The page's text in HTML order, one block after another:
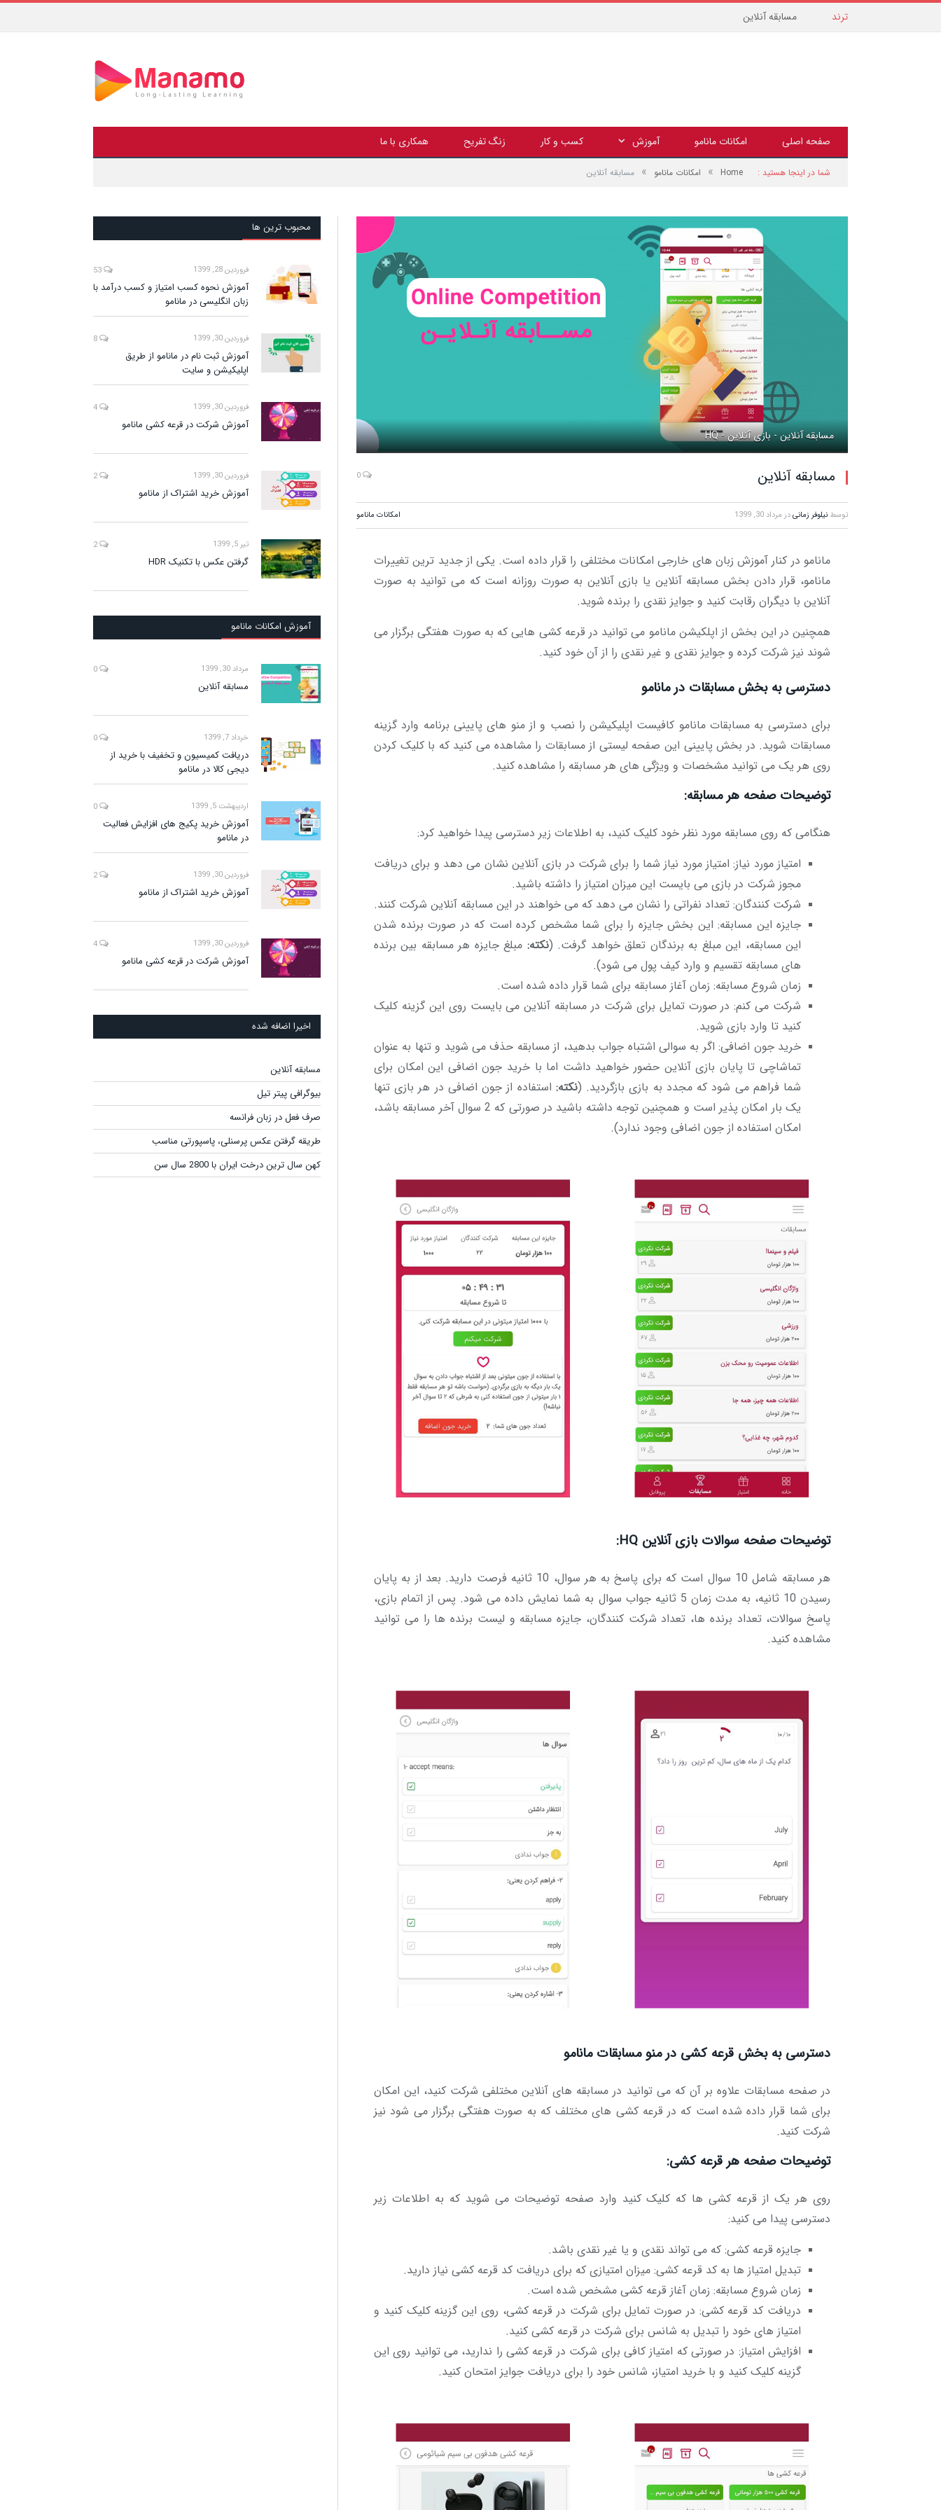
ترند مسابقه آنلاین
صفحه اصلی امکانات مانامو آموزش کسب و کار زنگ تفریح همکاری با ما
شما در اینجا هستید : Home
» امکانات مانامو » مسابقه آنلاین
مسابقه آنلاین - بازی آنلاین - HQ
مسابقه آنلاین
توسط نیلوفر زمانیدر مرداد 30, 1399 امکانات مانامو
مانامو در کنار آموزش زبان های خارجی امکانات مختلفی را قرار داده است. یکی از جدید ترین تغییرات
مانامو، قرار دادن بخش مسابقه آنلاین یا بازی آنلاین به صورت روزانه است که می توانید به صورت
آنلاین با دیگران رقابت کنید و جوایز نقدی را برنده شوید.
همچنین در این بخش از اپلکیشن مانامو می توانید در قرعه کشی هایی که به صورت هفتگی برگزار می
شوند نیز شرکت کرده و جوایز نقدی و غیر نقدی را از آن خود کنید.
دسترسی به بخش مسابقات در مانامو
برای دسترسی به مسابقات مانامو کافیست اپلیکیشن را نصب و از منو های پایینی برنامه وارد گزینه
مسابقات شوید. در بخش پایینی این صفحه لیستی از مسابقات را مشاهده می کنید که با کلیک کردن
روی هر یک می توانید مشخصات و ویژگی های هر مسابقه را مشاهده کنید.
توضیحات صفحه هر مسابقه:
هنگامی که روی مسابقه مورد نظر خود کلیک کنید، به اطلاعات زیر دسترسی پیدا خواهید کرد:
امتیاز مورد نیاز: امتیاز مورد نیاز شما را برای شرکت در بازی آنلاین نشان می دهد و برای دریافت
مجوز شرکت در بازی می بایست این میزان امتیاز را داشته باشید.
شرکت کنندگان: تعداد نفراتی را نشان می دهد که می خواهند در این مسابقه آنلاین شرکت کنند.
جایزه این مسابقه: این بخش جایزه را برای شما مشخص کرده است که در صورت برنده شدن
این مسابقه، این مبلغ به برندگان تعلق خواهد گرفت. (نکته: مبلغ جایزه هر مسابقه بین برنده
های مسابقه تقسیم و وارد کیف پول می شود).
زمان شروع مسابقه: زمان آغاز مسابقه برای شما قرار داده شده است.
شرکت می کنم: در صورت تمایل برای شرکت در مسابقه آنلاین می بایست روی این گزینه کلیک
کنید تا وارد بازی شوید.
خرید جون اضافی: اگر به سوالی اشتباه جواب بدهید، از مسابقه حذف می شوید و تنها به عنوان
تماشاچی تا پایان بازی آنلاین حضور خواهید داشت اما با خرید جون اضافی این امکان برای
شما فراهم می شود که مجدد به بازی بازگردید. (نکته: استفاده از جون اضافی در هر بازی تنها
یک بار امکان پذیر است و همچنین توجه داشته باشید در صورتی که 2 سوال آخر مسابقه باشد،
امکان استفاده از جون اضافی وجود ندارد).
توضیحات صفحه سوالات بازی آنلاین HQ:
هر مسابقه شامل 10 سوال است که برای پاسخ به هر سوال، 10 ثانیه فرصت دارید. بعد از به پایان
رسیدن 10 ثانیه، به مدت زمان 5 ثانیه جواب سوال به شما نمایش داده می شود. پس از اتمام بازی،
پاسخ سوالات، تعداد برنده ها، تعداد شرکت کنندگان، جایزه مسابقه و لیست برنده ها را می توانید
مشاهده کنید.
دسترسی به بخش قرعه کشی در منو مسابقات مانامو
در صفحه مسابقات علاوه بر آن که می توانید در مسابقه های آنلاین مختلفی شرکت کنید، این امکان
برای شما قرار داده شده است که در قرعه کشی های مختلف که به صورت هفتگی برگزار می شود نیز
شرکت کنید.
توضیحات صفحه هر قرعه کشی:
روی هر یک از قرعه کشی ها که کلیک کنید وارد صفحه توضیحات می شوید که به اطلاعات زیر
دسترسی پیدا می کنید:
جایزه قرعه کشی: که می تواند نقدی و یا غیر نقدی باشد.
تبدیل امتیاز ها به کد قرعه کشی: میزان امتیازی که برای دریافت کد قرعه کشی نیاز دارید.
زمان شروع مسابقه: زمان آغاز قرعه کشی مشخص شده است.
دریافت کد قرعه کشی: در صورت تمایل برای شرکت در قرعه کشی، روی این گزینه کلیک کنید و
امتیاز های خود را تبدیل به شانس برای شرکت در قرعه کشی کنید.
افزایش امتیاز: در صورتی که امتیاز کافی برای شرکت در قرعه کشی را ندارید، می توانید روی این
گزینه کلیک کنید و با خرید امتیاز، شانس خود را برای دریافت جوایز امتحان کنید.
محبوب ترین ها
فروردین 28, 1399
آموزش نحوه کسب امتیاز و کسب درآمد با
زبان انگلیسی در مانامو
فروردین 30, 1399
آموزش ثبت نام در مانامو از طریق
اپلیکیشن و سایت
فروردین 30, 1399
آموزش شرکت در قرعه کشی مانامو
فروردین 30, 1399 2
آموزش خرید اشتراک از مانامو
تیر 5, 1399 2
گرفتن عکس با تکنیک HDR
آموزش امکانات مانامو
مرداد 30, 1399
مسابقه آنلاین
خرداد 7, 1399
دریافت کمیسیون و تخفیف با خرید از
دیجی کالا در مانامو
اردیبهشت 5, 1399
آموزش خرید پکیج های افزایش فعالیت
در مانامو
فروردین 30, 1399 2
آموزش خرید اشتراک از مانامو
فروردین 30, 1399
آموزش شرکت در قرعه کشی مانامو
اخیرا اضافه شده
مسابقه آنلاین
بیوگرافی پیتر تیل
صرف فعل در زبان فرانسه
طریقه گرفتن عکس پرسنلی، پاسپورتی مناسب
کهن سال ترین درخت ایران با 2800 سال سن